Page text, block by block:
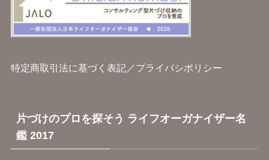
特定商取引法に基づく表記／プライバシポリシー
片づけのプロを探そう ライフオーガナイザー名
鑑 2017